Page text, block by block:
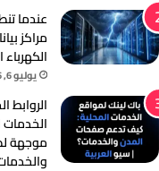
عندما
يوليو 6, 2026
الروابط
الخدمات
موجهة